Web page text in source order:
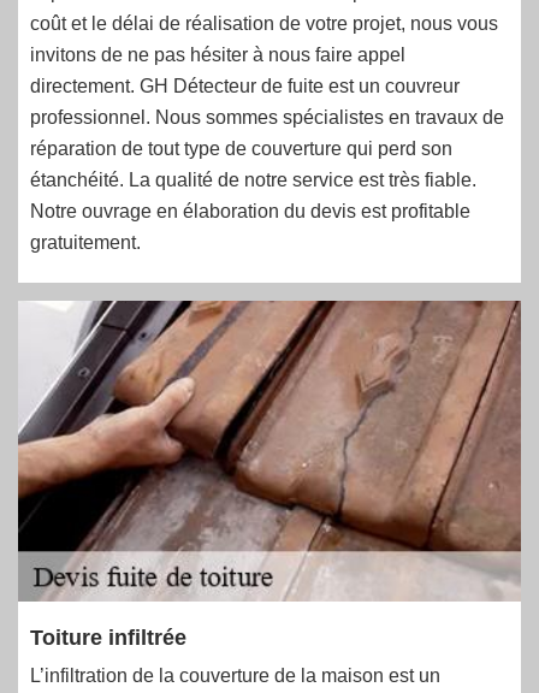
coût et le délai de réalisation de votre projet, nous vous
invitons de ne pas hésiter à nous faire appel
directement. GH Détecteur de fuite est un couvreur
professionnel. Nous sommes spécialistes en travaux de
réparation de tout type de couverture qui perd son
étanchéité. La qualité de notre service est très fiable.
Notre ouvrage en élaboration du devis est profitable
gratuitement.
Toiture infiltrée
L’infiltration de la couverture de la maison est un